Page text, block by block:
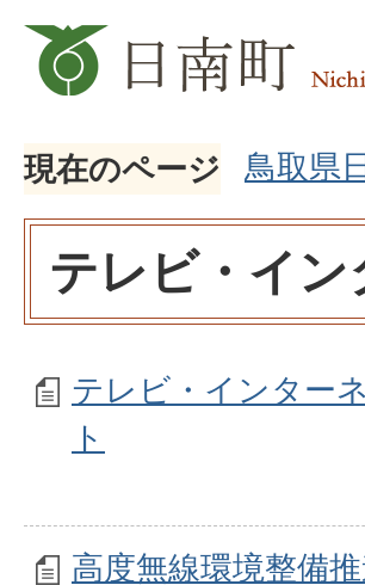
現在のページ 鳥取県
テレビ・イ
テレビ・インター
ト
高度無線環境整備